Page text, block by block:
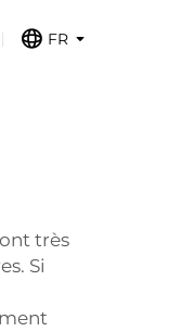
FR
très
Si